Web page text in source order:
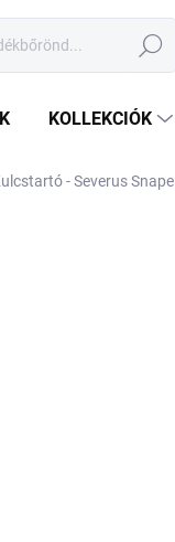
Keresés
KOLLEKCIÓK
- Severus Snape